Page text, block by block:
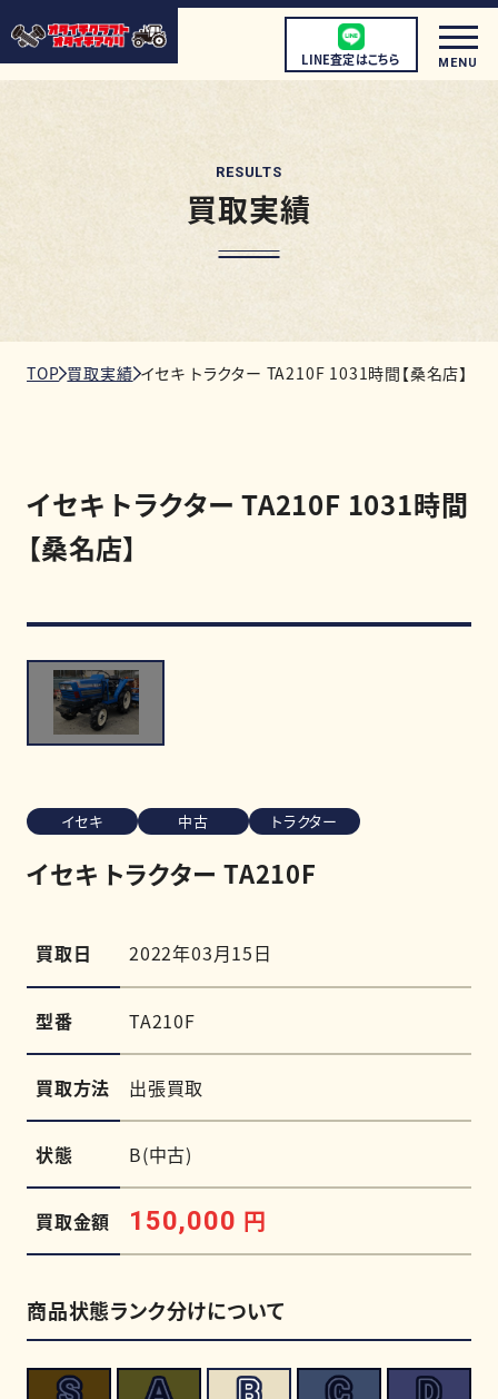
LINE査定はこちら MENU
店頭買取について
買取実績
受付時間11:00-20:00（定休日:木曜日）
LINE査定を申し込む
RESULTS
買取実績
TOP 買取実績 イセキ トラクター TA210F 1031時間【桑名店】
イセキ トラクター TA210F 1031時間
【桑名店】
イセキ 中古 トラクター
イセキ トラクター TA210F
買取日 2022年03月15日
型番 TA210F
買取方法 出張買取
状態 B(中古)
買取金額 150,000 円
商品状態ランク分けについて